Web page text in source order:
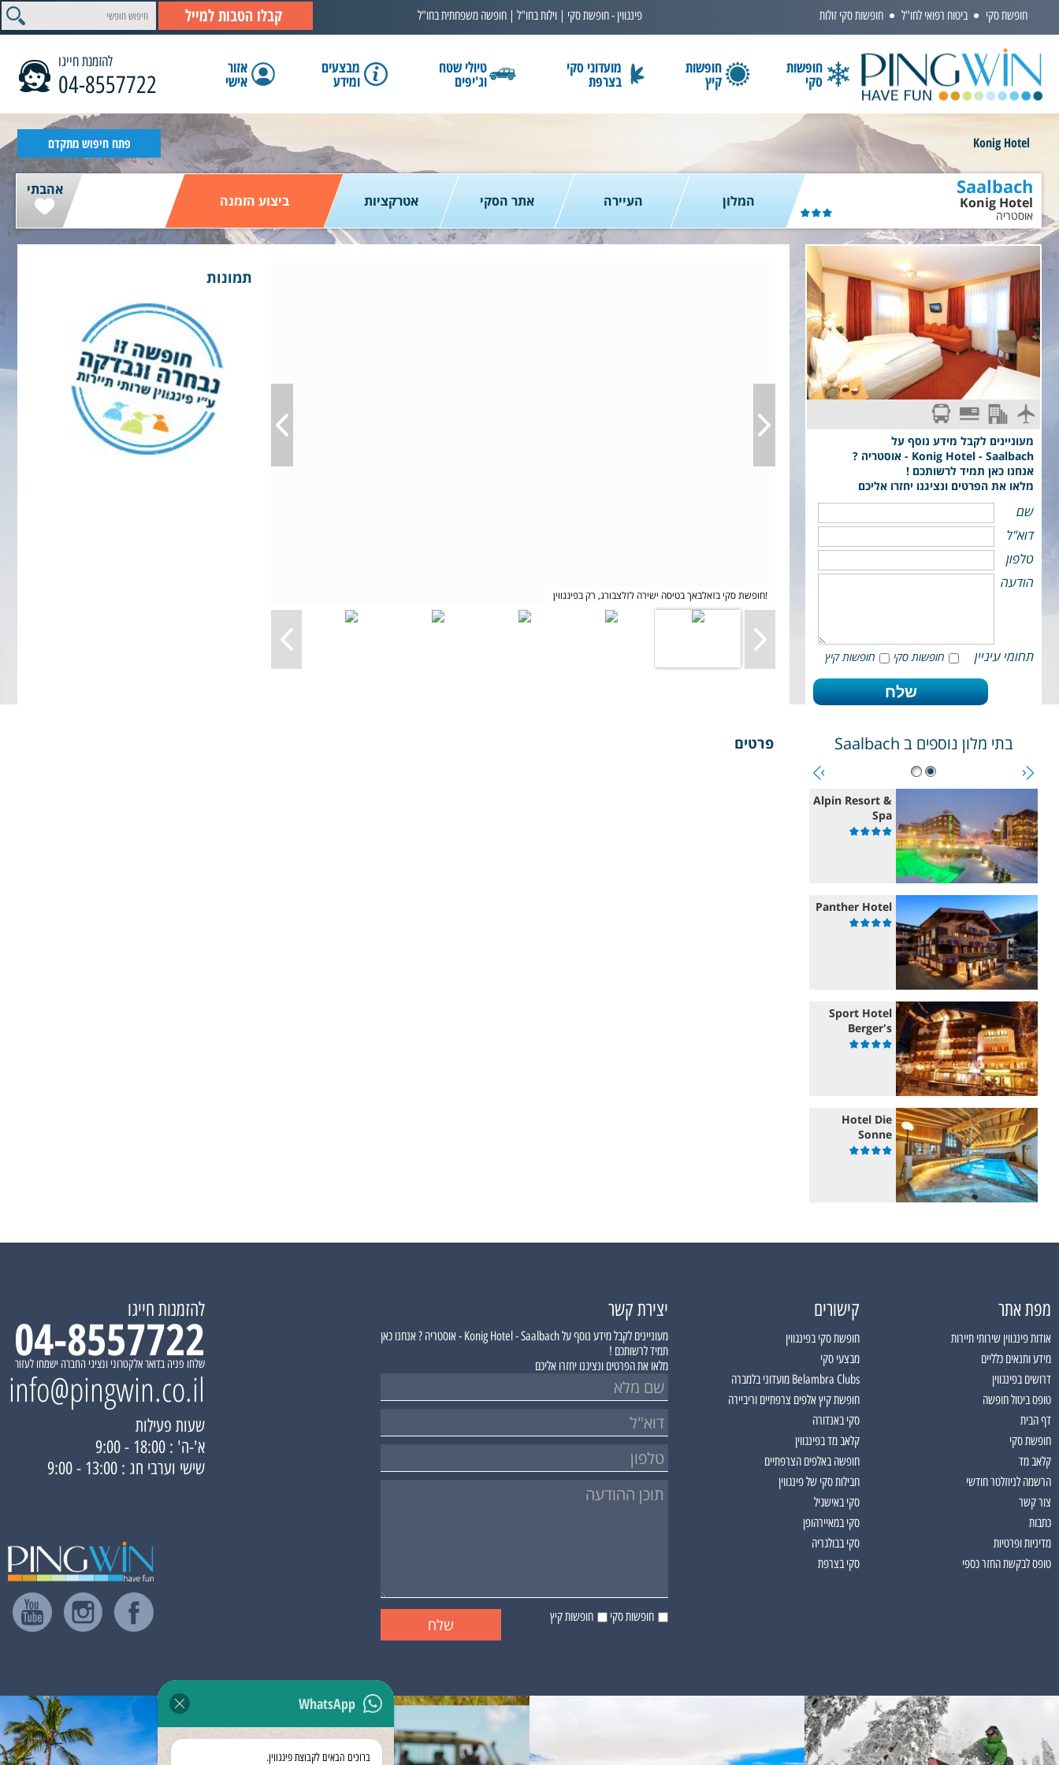
WhatsApp
ברוכים הבאים לקבוצת פינגווין.
פינגווין - חופשת סקי | וילות בחו"ל | חופשה משפחתית בחו"ל קבלו הטבות למייל חופשת סקי ביטוח רפואי לחו"ל חופשות סקי זולות
חופשות
סקי
חופשות
קיץ
מועדוני סקי
בצרפת
טיולי שטח
וג'יפים
מבצעים
ומידע
אזור
אישי
להזמנת חייגו
04-8557722
הצג תוצאות Konig Hotel פתח חיפוש מתקדם
Saalbach
Konig Hotel
אוסטריה
המלון העיירה אתר הסקי אטרקציות ביצוע הזמנה
אהבתי
חופשת סקי בזאלבאך בטיסה ישירה לזלצבורג, רק בפינגווין!
תמונות
פרטים
טיסת פינגווין: תל-אביב - Salzburg
חצי פנסיון, רוב החדרים לתופסת 2-3 אורחים.
סקי פס מורחב
העברות משדה התעופה למלון וחזרה. כבודה: מזוודה
וציוד סקי עד 23 ק"ג + תיק יד 7 ק"ג
מעוניינים לקבל מידע נוסף על
Konig Hotel - Saalbach - אוסטריה ?
אנחנו כאן תמיד לרשותכם !
מלאו את הפרטים ונציגנו יחזרו אליכם
שם
דוא"ל
טלפון
הודעה
תחומי עיניין חופשות סקי חופשות קיץ
בתי מלון נוספים ב Saalbach
Alpin Resort &
Spa
Panther Hotel
Sport Hotel
Berger's
Hotel Die
Sonne
מפת אתר
אודות פינגווין שירותי תיירות
מידע ותנאים כלליים
דרושים בפינגווין
טופס ביטול חופשה
דף הבית
חופשת סקי
קלאב מד
הרשמה לניוזלטר חודשי
צור קשר
כתבות
מדיניות ופרטיות
טופס לבקשת החזר כספי
קישורים
חופשת סקי בפינגווין
מבצעי סקי
Belambra Clubs מועדוני בלמברה
חופשת קיץ אלפים צרפתיים וריביירה
סקי באנדורה
קלאב מד בפינגווין
חופשה באלפים הצרפתיים
חבילות סקי של פינגווין
סקי באישגיל
סקי במאיירהופן
סקי בבולגריה
סקי בצרפת
יצירת קשר
מעוניינים לקבל מידע נוסף עלKonig Hotel - Saalbach - אוסטריה ?
אנחנו כאן
תמיד לרשותכם !
מלאו את הפרטים ונציגנו יחזרו אליכם
חופשות סקי חופשות קיץ
להזמנות חייגו
04-8557722
שלחו פניה בדואר אלקטרוני ונציגי החברה ישמחו לעזור
info@pingwin.co.il
שעות פעילות
א'-ה' : 18:00 - 9:00
שישי וערבי חג : 13:00 - 9:00